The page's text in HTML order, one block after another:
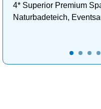
4* Superior Premium
Naturbadeteich,